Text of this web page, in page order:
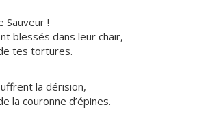
Sauveur !
blessés dans leur chair,
tes tortures.
la dérision,
la couronne d’épines.